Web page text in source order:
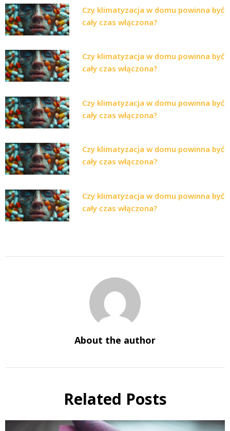
Czy klimatyzacja w domu powinna być
cały czas włączona?
Czy klimatyzacja w domu powinna być
cały czas włączona?
Czy klimatyzacja w domu powinna być
cały czas włączona?
Czy klimatyzacja w domu powinna być
cały czas włączona?
Czy klimatyzacja w domu powinna być
cały czas włączona?
About the author
Related Posts